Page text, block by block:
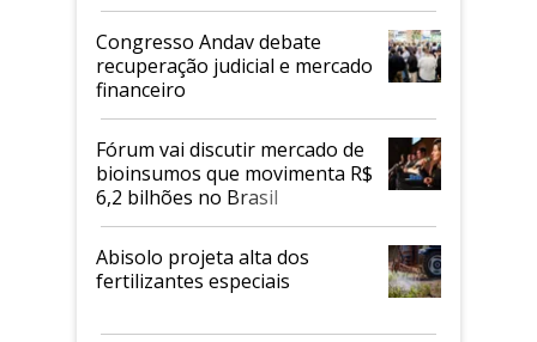
Congresso Andav debate
recuperação judicial e mercado
financeiro
Fórum vai discutir mercado de
bioinsumos que movimenta R$
6,2 bilhões no Brasil
Abisolo projeta alta dos
fertilizantes especiais